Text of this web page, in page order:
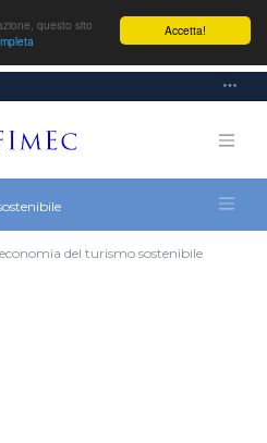
Accetta!
questo sito
del turismo sostenibile